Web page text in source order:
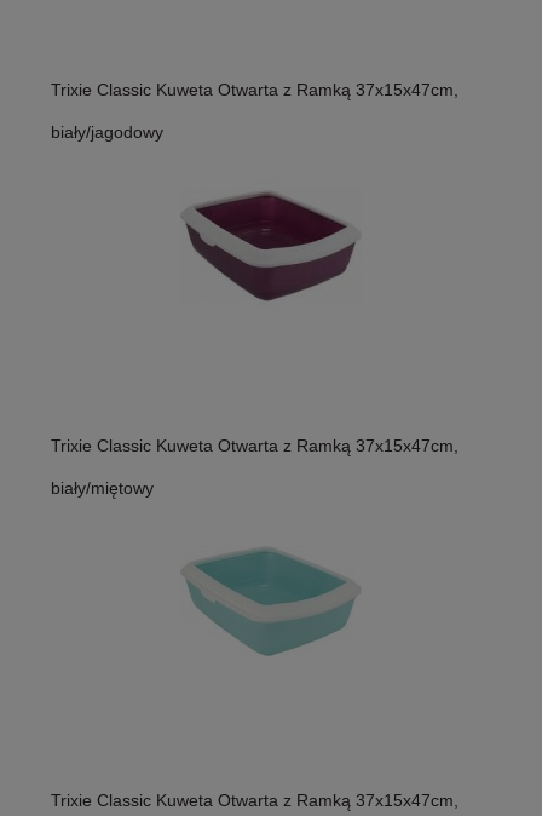
Trixie Classic Kuweta Otwarta z Ramką 37x15x47cm,
biały/jagodowy
Trixie Classic Kuweta Otwarta z Ramką 37x15x47cm,
biały/miętowy
Trixie Classic Kuweta Otwarta z Ramką 37x15x47cm,